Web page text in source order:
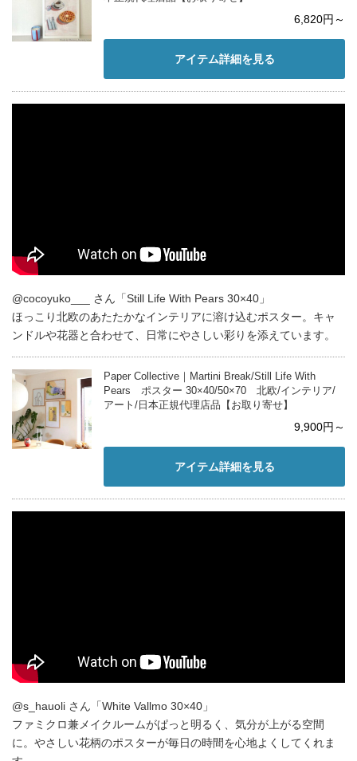
6,820円～
アイテム詳細を見る
@cocoyuko___ さん「Still Life With Pears 30×40」
ほっこり北欧のあたたかなインテリアに溶け込むポスター。キャ
ンドルや花器と合わせて、日常にやさしい彩りを添えています。
Paper Collective｜Martini Break/Still Life With
Pears ポスター 30×40/50×70 北欧/インテリア/
アート/日本正規代理店品【お取り寄せ】
9,900円～
アイテム詳細を見る
@s_hauoli さん「White Vallmo 30×40」
ファミクロ兼メイクルームがぱっと明るく、気分が上がる空間
に。やさしい花柄のポスターが毎日の時間を心地よくしてくれま